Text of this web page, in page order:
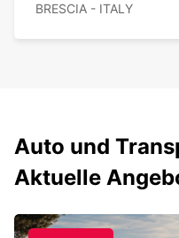
BRESCIA - ITALY
Auto und
Aktuelle